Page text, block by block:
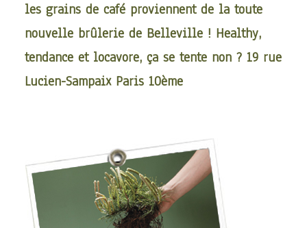
les grains de café proviennent de la toute
nouvelle brûlerie de Belleville ! Healthy,
tendance et locavore, ça se tente non ? 19 rue
Lucien-Sampaix Paris 10ème